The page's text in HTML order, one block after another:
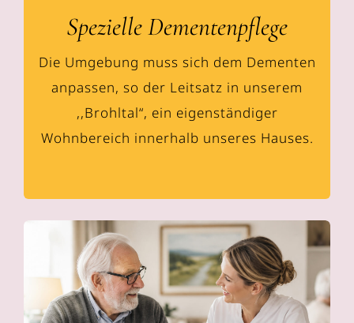
Spezielle Dementenpflege
Die Umgebung muss sich dem Dementen
anpassen, so der Leitsatz in unserem
,,Brohltal“, ein eigenständiger
Wohnbereich innerhalb unseres Hauses.